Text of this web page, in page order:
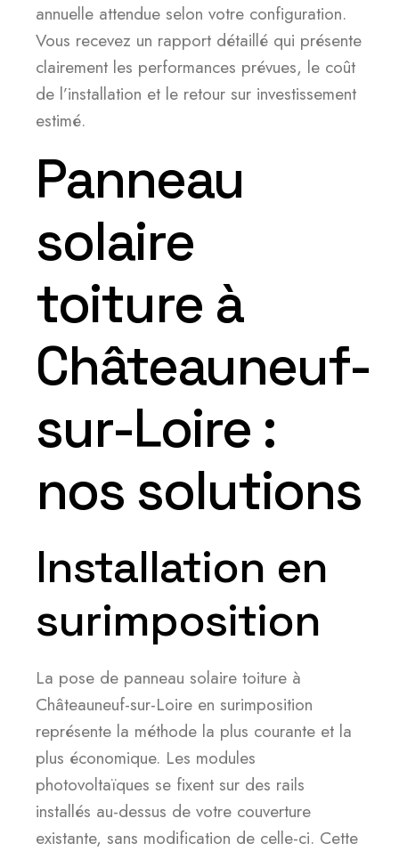
annuelle attendue selon votre configuration.
Vous recevez un rapport détaillé qui présente
clairement les performances prévues, le coût
de l’installation et le retour sur investissement
estimé.
Panneau
solaire
toiture à
Châteauneuf-
sur-Loire :
nos solutions
Installation en
surimposition
La pose de panneau solaire toiture à
Châteauneuf-sur-Loire en surimposition
représente la méthode la plus courante et la
plus économique. Les modules
photovoltaïques se fixent sur des rails
installés au-dessus de votre couverture
existante, sans modification de celle-ci. Cette